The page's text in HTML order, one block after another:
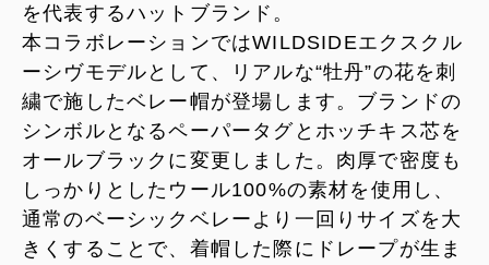
を代表するハットブランド。
本コラボレーションではWILDSIDEエクスクル
ーシヴモデルとして、リアルな“牡丹”の花を刺
繍で施したベレー帽が登場します。ブランドの
シンボルとなるペーパータグとホッチキス芯を
オールブラックに変更しました。肉厚で密度も
しっかりとしたウール100%の素材を使用し、
通常のベーシックベレーより一回りサイズを大
きくすることで、着帽した際にドレープが生ま